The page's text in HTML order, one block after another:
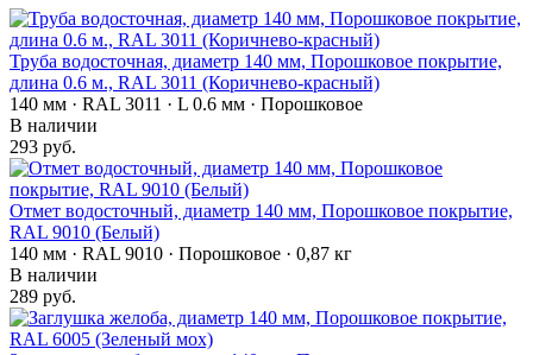
Труба водосточная, диаметр 140 мм, Порошковое покрытие,
длина 0.6 м., RAL 3011 (Коричнево-красный)
140 мм · RAL 3011 · L 0.6 мм · Порошковое
В наличии
293 руб.
Отмет водосточный, диаметр 140 мм, Порошковое покрытие,
RAL 9010 (Белый)
140 мм · RAL 9010 · Порошковое · 0,87 кг
В наличии
289 руб.